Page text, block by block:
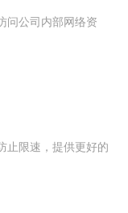
问公司内部网络资
止限速，提供更好的